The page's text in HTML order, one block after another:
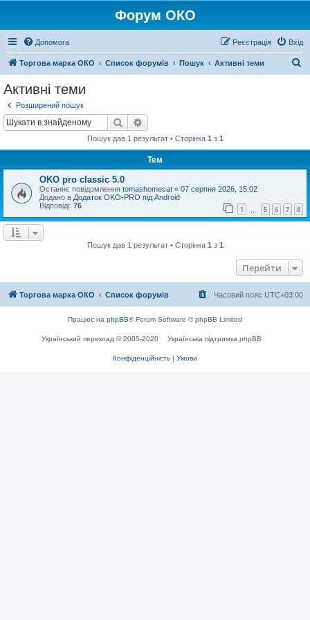
Форум ОКО
Допомога Вхід
Реєстрація
Торгова марка ОКО Список форумів Пошук Активні теми
Активні теми
Розширений пошук
Пошук
Пошук дав 1 результат • Сторінка 1 з 1
Тем
OKO pro classic 5.0
Останнє повідомлення tomashomecat « 07 серпня 2026, 15:02
Додано в Додаток OKO-PRO під Android
Відповіді: 76 1 5 6 7 8
Пошук дав 1 результат • Сторінка 1 з 1
Перейти
Торгова марка ОКО Список форумів Часовий пояс UTC+03:00
Працює на phpBB® Forum Software © phpBB Limited
Український переклад © 2005-2020 Українська підтримка phpBB
Конфіденційність | Умови